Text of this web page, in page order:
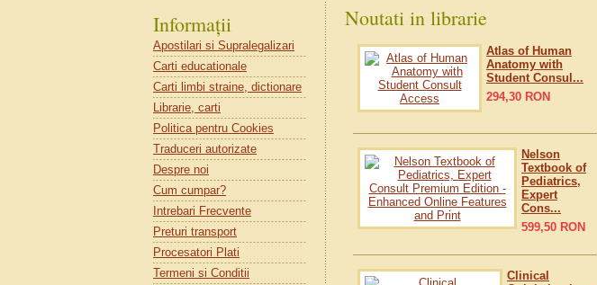
Noutati in librarie
Atlas of Human
Anatomy with
Student Consul...
294,30 RON
Nelson
Textbook of
Pediatrics,
Expert
Cons...
599,50 RON
Clinical
Informații
Apostilari si Supralegalizari
Carti educationale
Carti limbi straine, dictionare
Librarie, carti
Politica pentru Cookies
Traduceri autorizate
Despre noi
Cum cumpar?
Intrebari Frecvente
Preturi transport
Procesatori Plati
Termeni si Conditii